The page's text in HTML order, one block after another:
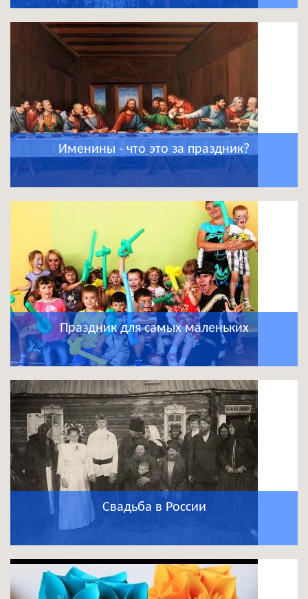
Именины - что это за праздник?
Праздник для самых маленьких
Свадьба в России